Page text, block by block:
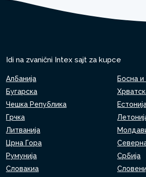
Idi na zvanični Intex sajt za kupce
Албанија
Босна
Бугарска
Чешка Република
Грчка
Литванија
Црна Гора
Румунија
Србија
Словакиа